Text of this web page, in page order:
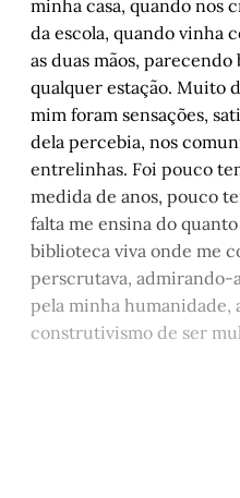
minha casa, quando nos
da escola, quando vinha
as duas mãos,
qualquer estação. Muito
mim foram sensações,
dela percebia, nos
entrelinhas. Foi pouco
medida de anos, pouco
falta me ensina do
biblioteca viva onde me
perscrutava, admirando-
pela minha humanidade,
construtivismo de ser